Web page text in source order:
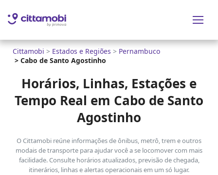
Cittamobi > Estados e Regiões > Pernambuco
> Cabo de Santo Agostinho
Horários, Linhas, Estações e
Tempo Real em Cabo de Santo
Agostinho
O Cittamobi reúne informações de ônibus, metrô, trem e outros
modais de transporte para ajudar você a se locomover com mais
facilidade. Consulte horários atualizados, previsão de chegada,
itinerários, linhas e alertas operacionais em um só lugar.